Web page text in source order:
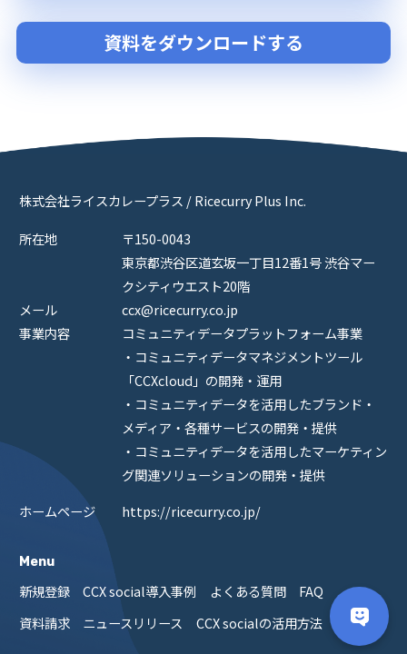
資料をダウンロードする
株式会社ライスカレープラス / Ricecurry Plus Inc.
所在地
〒150-0043
東京都渋谷区道玄坂一丁目12番1号 渋谷マー
クシティウエスト20階
メール
ccx@ricecurry.co.jp
事業内容
コミュニティデータプラットフォーム事業
・コミュニティデータマネジメントツール
「CCXcloud」の開発・運用
・コミュニティデータを活用したブランド・
メディア・各種サービスの開発・提供
・コミュニティデータを活用したマーケティン
グ関連ソリューションの開発・提供
ホームページ
https://ricecurry.co.jp/
Menu
新規登録 CCX social導入事例 よくある質問
FAQ
資料請求
ニュースリリース CCX socialの活用方法 ログイン